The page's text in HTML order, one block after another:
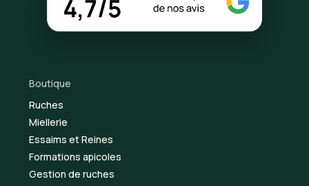
Boutique
Ruches
Miellerie
Essaims et Reines
Formations apicoles
Gestion de ruches